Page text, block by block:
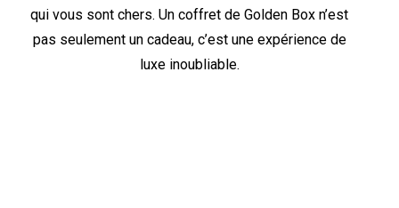
qui vous sont chers. Un coffret de Golden Box n’est
pas seulement un cadeau, c’est une expérience de
luxe inoubliable.